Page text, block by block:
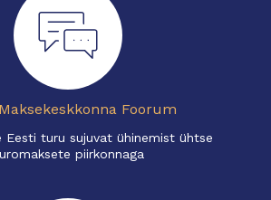
Foorum
Eesti turu sujuvat ühinemist ühtse
piirkonnaga